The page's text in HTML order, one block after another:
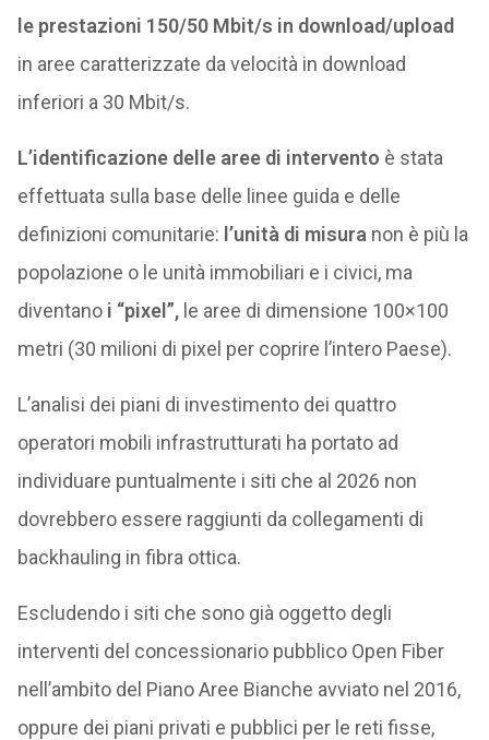
le prestazioni 150/50 Mbit/s in download/upload
in aree caratterizzate da velocità in download
inferiori a 30 Mbit/s.
L’identificazione delle aree di intervento è stata
effettuata sulla base delle linee guida e delle
definizioni comunitarie: l’unità di misura non è più la
popolazione o le unità immobiliari e i civici, ma
diventano i “pixel”,le aree di dimensione 100×100
metri (30 milioni di pixel per coprire l’intero Paese).
L’analisi dei piani di investimento dei quattro
operatori mobili infrastrutturati ha portato ad
individuare puntualmente i siti che al 2026 non
dovrebbero essere raggiunti da collegamenti di
backhauling in fibra ottica.
Escludendo i siti che sono già oggetto degli
interventi del concessionario pubblico Open Fiber
nell’ambito del Piano Aree Bianche avviato nel 2016,
oppure dei piani privati e pubblici per le reti fisse,